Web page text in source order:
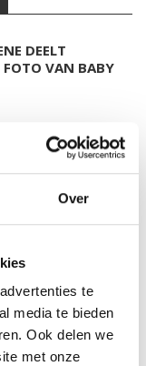
Over
te
media te bieden
Ook delen we
met onze
DEELT
FOTO VAN BABY
KONINGSBERGER
SCOTTIE
DEELT PRACHTIGE
MET HAAR